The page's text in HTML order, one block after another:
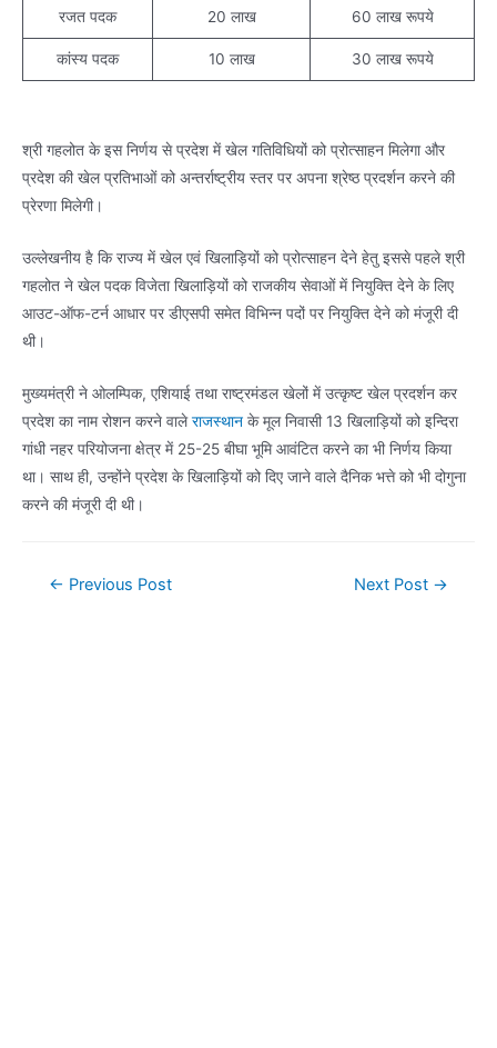
रजत पदक 20 लाख 60 लाख रूपये
कांस्य पदक 10 लाख 30 लाख रूपये
श्री गहलोत के इस निर्णय से प्रदेश में खेल गतिविधियों को प्रोत्साहन मिलेगा और
प्रदेश की खेल प्रतिभाओं को अन्तर्राष्ट्रीय स्तर पर अपना श्रेष्ठ प्रदर्शन करने की
प्रेरणा मिलेगी।
उल्लेखनीय है कि राज्य में खेल एवं खिलाड़ियों को प्रोत्साहन देने हेतु इससे पहले श्री
गहलोत ने खेल पदक विजेता खिलाड़ियों को राजकीय सेवाओं में नियुक्ति देने के लिए
आउट-ऑफ-टर्न आधार पर डीएसपी समेत विभिन्न पदों पर नियुक्ति देने को मंजूरी दी
थी।
मुख्यमंत्री ने ओलम्पिक, एशियाई तथा राष्ट्रमंडल खेलों में उत्कृष्ट खेल प्रदर्शन कर
प्रदेश का नाम रोशन करने वालेराजस्थान के मूल निवासी 13 खिलाड़ियों को इन्दिरा
गांधी नहर परियोजना क्षेत्र में 25-25 बीघा भूमि आवंटित करने का भी निर्णय किया
था। साथ ही, उन्होंने प्रदेश के खिलाड़ियों को दिए जाने वाले दैनिक भत्ते को भी दोगुना
करने की मंजूरी दी थी।
Post← Previous Post Next Post →